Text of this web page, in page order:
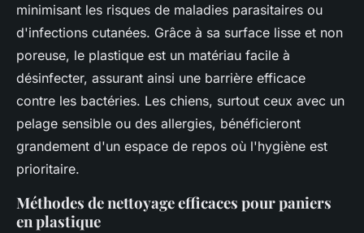
minimisant les risques de maladies parasitaires ou
d'infections cutanées. Grâce à sa surface lisse et non
poreuse, le plastique est un matériau facile à
désinfecter, assurant ainsi une barrière efficace
contre les bactéries. Les chiens, surtout ceux avec un
pelage sensible ou des allergies, bénéficieront
grandement d'un espace de repos où l'hygiène est
prioritaire.
Méthodes de nettoyage efficaces pour paniers
en plastique